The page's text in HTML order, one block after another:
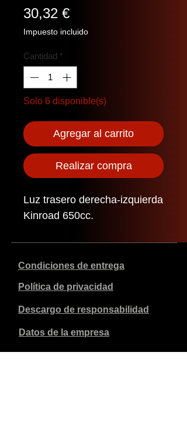
30,32 €Precio
Impuesto incluido
Cantidad *
Solo 6 disponible(s)
Agregar al carrito
Realizar compra
Luz trasero derecha-izquierda
Kinroad 650cc.
Condiciones de entrega
Política de privacidad
Descargo de responsabilidad
Datos de la empresa